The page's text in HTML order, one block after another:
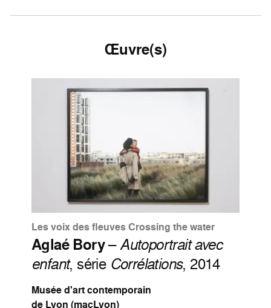
Œuvre(s)
Les voix des fleuves Crossing the water
Aglaé Bory–Autoportrait avec
enfant, série Corrélations, 2014
Musée d'art contemporain
de Lyon (macLyon)